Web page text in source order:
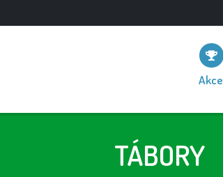
Akce
TÁBORY